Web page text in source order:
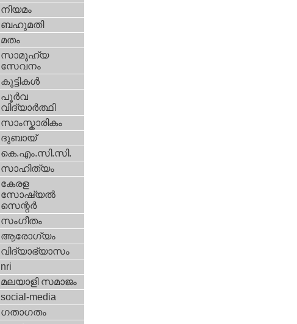
നിയമം
ബഹുമതി
മതം
സാമൂഹ്യ
സേവനം
കുട്ടികള്‍
പൂര്‍വ
വിദ്യാര്‍ത്ഥി
സാംസ്കാരികം
ദുബായ്‌
കെ.എം.സി.സി.
സാഹിത്യം
കേരള
സോഷ്യല്‍
സെന്റര്‍
സംഗീതം
ആരോഗ്യം
വിദ്യാഭ്യാസം
nri
മലയാളി സമാജം
social-media
ഗതാഗതം